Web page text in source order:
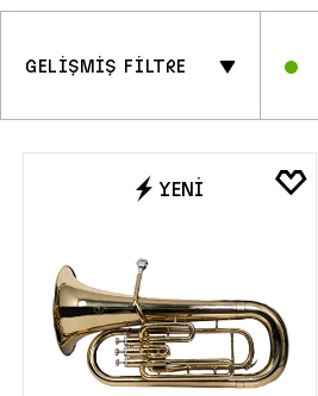
GELİŞMİŞ FİLTRE
YENİ